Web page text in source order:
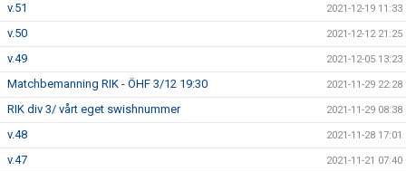
v.51 2021-12-19 11:33
v.50 2021-12-12 21:25
v.49 2021-12-05 13:23
Matchbemanning RIK - ÖHF 3/12 19:30 2021-11-29 22:28
RIK div 3/ vårt eget swishnummer 2021-11-29 08:38
v.48 2021-11-28 17:01
v.47 2021-11-21 07:40